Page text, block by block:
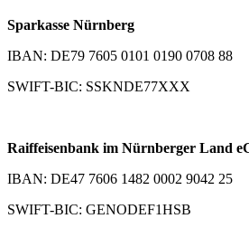
Sparkasse Nürnberg
IBAN: DE79 7605 0101 0190 0708 88
SWIFT-BIC: SSKNDE77XXX
Raiffeisenbank im Nürnberger Land
IBAN: DE47 7606 1482 0002 9042 25
SWIFT-BIC: GENODEF1HSB